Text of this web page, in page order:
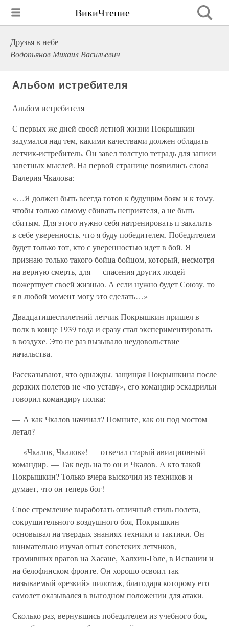
ВикиЧтение
Друзья в небе
Водопьянов Михаил Васильевич
Альбом истребителя
Альбом истребителя
С первых же дней своей летной жизни Покрышкин
задумался над тем, какими качествами должен обладать
летчик-истребитель. Он завел толстую тетрадь для записи
заветных мыслей. На первой странице появились слова
Валерия Чкалова:
«…Я должен быть всегда готов к будущим боям и к тому,
чтобы только самому сбивать неприятеля, а не быть
сбитым. Для этого нужно себя натренировать п закалить
в себе уверенность, что я буду победителем. Победителем
будет только тот, кто с уверенностью идет в бой. Я
признаю только такого бойца бойцом, который, несмотря
на верную смерть, для — спасения других людей
пожертвует своей жизнью. А если нужно будет Союзу, то
я в любой момент могу это сделать…»
Двадцатишестилетний летчик Покрышкин пришел в
полк в конце 1939 года и сразу стал экспериментировать
в воздухе. Это не раз вызывало неудовольствие
начальства.
Рассказывают, что однажды, защищая Покрышкина после
дерзких полетов не «по уставу», его командир эскадрильи
говорил командиру полка:
— А как Чкалов начинал? Помните, как он под мостом
летал?
— «Чкалов, Чкалов»! — отвечал старый авиационный
командир. — Так ведь на то он и Чкалов. А кто такой
Покрышкин? Только вчера выскочил из техников и
думает, что он теперь бог!
Свое стремление выработать отличный стиль полета,
сокрушительного воздушного боя, Покрышкин
основывал на твердых знаниях техники и тактики. Он
внимательно изучал опыт советских летчиков,
громивших врагов на Хасане, Халхин-Голе, в Испании и
на белофинском фронте. Он хорошо освоил так
называемый «резкий» пилотаж, благодаря которому его
самолет оказывался в выгодном положении для атаки.
Сколько раз, вернувшись победителем из учебного боя,